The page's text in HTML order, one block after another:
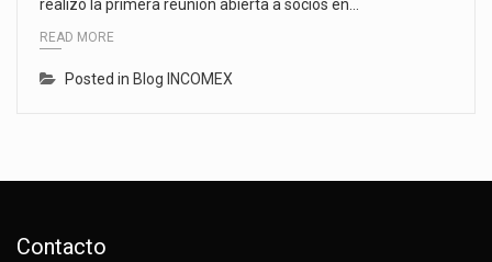
realizó la primera reunión abierta a socios en…
READ MORE
Posted in Blog INCOMEX
Contacto